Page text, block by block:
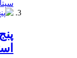
سپتامبر